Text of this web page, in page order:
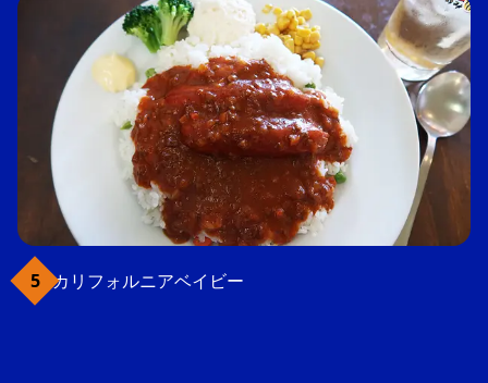
カリフォルニアベイビー